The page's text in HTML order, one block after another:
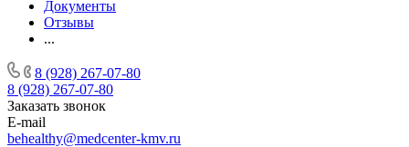
Документы
Отзывы
...
8 (928) 267-07-80
8 (928) 267-07-80
Заказать звонок
E-mail
behealthy@medcenter-kmv.ru